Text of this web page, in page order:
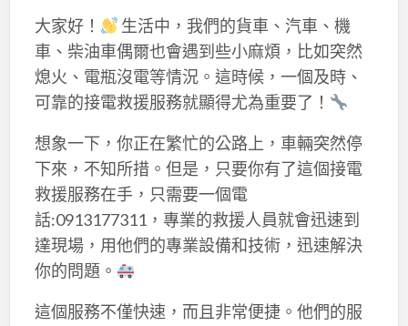
大家好！
生活中，我們的貨車、汽車、機
車、柴油車偶爾也會遇到些小麻煩，比如突然
熄火、電瓶沒電等情況。這時候，一個及時、
可靠的接電救援服務就顯得尤為重要了！
想象一下，你正在繁忙的公路上，車輛突然停
下來，不知所措。但是，只要你有了這個接電
救援服務在手，只需要一個電
話:0913177311，專業的救援人員就會迅速到
達現場，用他們的專業設備和技術，迅速解決
你的問題。
這個服務不僅快速，而且非常便捷。他們的服